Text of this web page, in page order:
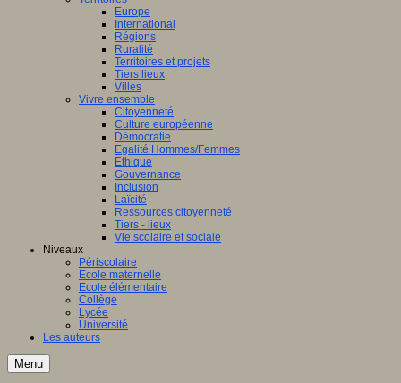
Europe
International
Régions
Ruralité
Territoires et projets
Tiers lieux
Villes
Vivre ensemble
Citoyenneté
Culture européenne
Démocratie
Egalité Hommes/Femmes
Ethique
Gouvernance
Inclusion
Laïcité
Ressources citoyenneté
Tiers - lieux
Vie scolaire et sociale
Niveaux
Périscolaire
Ecole maternelle
Ecole élémentaire
Collège
Lycée
Université
Les auteurs
Menu